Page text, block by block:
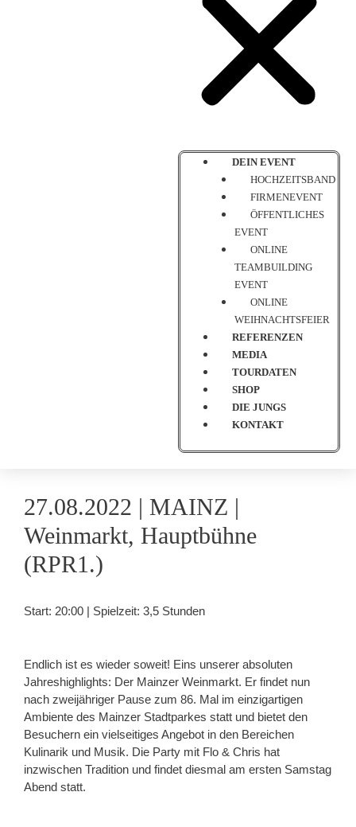
DEIN EVENT
HOCHZEITSBAND
FIRMENEVENT
ÖFFENTLICHES
EVENT
ONLINE
TEAMBUILDING
EVENT
ONLINE
WEIHNACHTSFEIER
REFERENZEN
MEDIA
TOURDATEN
SHOP
DIE JUNGS
KONTAKT
27.08.2022 | MAINZ |
Weinmarkt, Hauptbühne
(RPR1.)
Start: 20:00 | Spielzeit: 3,5 Stunden
Endlich ist es wieder soweit! Eins unserer absoluten
Jahreshighlights: Der Mainzer Weinmarkt. Er findet nun
nach zweijähriger Pause zum 86. Mal im einzigartigen
Ambiente des Mainzer Stadtparkes statt und bietet den
Besuchern ein vielseitiges Angebot in den Bereichen
Kulinarik und Musik. Die Party mit Flo & Chris hat
inzwischen Tradition und findet diesmal am ersten Samstag
Abend statt.